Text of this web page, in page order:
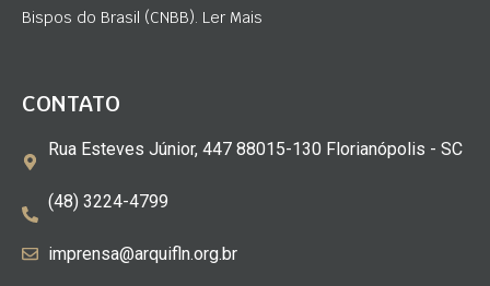
Bispos do Brasil (CNBB). Ler Mais
CONTATO
Rua Esteves Júnior, 447 88015-130 Florianópolis - SC
(48) 3224-4799
imprensa@arquifln.org.br